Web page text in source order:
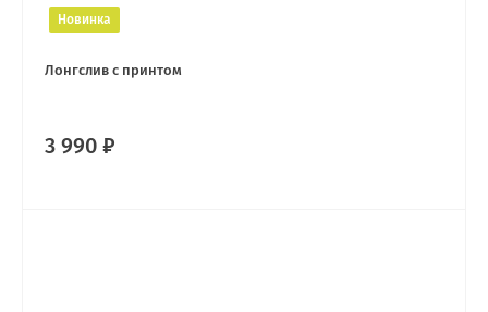
Новинка
Лонгслив с принтом
3 990 ₽